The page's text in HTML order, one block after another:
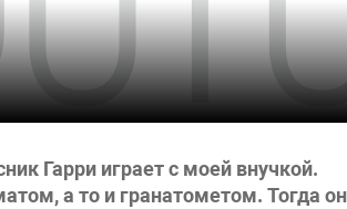
Гарри играет с моей внучкой.
а то и гранатометом. Тогда он